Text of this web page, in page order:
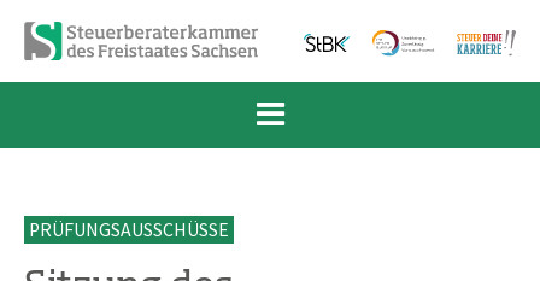
Zum Inhalt springen
Zur Navigation springen
Zum Fußbereich und Kontakt springen
PRÜFUNGSAUSSCHÜSSE